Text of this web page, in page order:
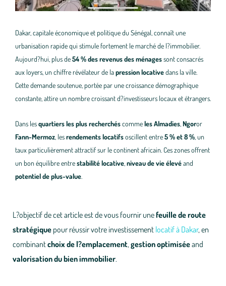
Dakar, capitale économique et politique du Sénégal, connaît une
urbanisation rapide qui stimule fortement le marché de l?immobilier.
Aujourd?hui, plus de54 % des revenus des ménagessont consacrés
aux loyers, un chiffre révélateur de lapression locativedans la ville.
Cette demande soutenue, portée par une croissance démographique
constante, attire un nombre croissant d?investisseurs locaux et étrangers.
Dans lesquartiers les plus recherchéscommeles Almadies Ngoror
Fann-Mermoz , lesrendements locatifsoscillent entre5 % et 8 % , un
taux particulièrement attractif sur le continent africain. Ces zones offrent
un bon équilibre entrestabilité locative niveau de vie élevéand
potentiel de plus-value
L?objectif de cet article est de vous fournir unefeuille de route
stratégique pour réussir votre investissement locatif à Dakar, en
combinantchoix de l?emplacement, gestion optimiséeand
valorisation du bien immobilier.